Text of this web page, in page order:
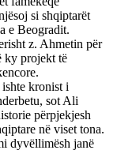
si shqiptarët
e Beogradit.
z. Ahmetin për
ky projekt të
kronist i
sot Ali
përpjekjesh
në viset tona.
dyvëllimësh janë